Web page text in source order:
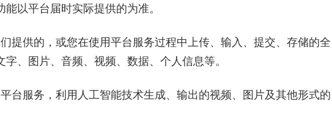
以平台届时实际提供的为准。
提供的，或您在使用平台服务过程中上传、输入、提交、存储的全
、图片、音频、视频、数据、个人信息等。
台服务，利用人工智能技术生成、输出的视频、图片及其他形式的